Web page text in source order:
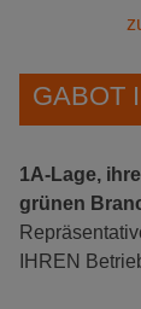
GABOT
1A-Lage,
grünen
IHREN